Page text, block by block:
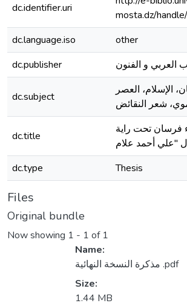
dc.identifier.uri
mosta.dz/
dc.language.iso
other
dc.publisher
العربي و الفنون
dc.subject
الإسلام، العصر
dc.title
فرسان تحت راية
dc.type
Thesis
Files
Original bundle
Now showing 1 - 1 of 1
Name:
مذكرة النسخة النهائية .pdf
Size:
1.44 MB